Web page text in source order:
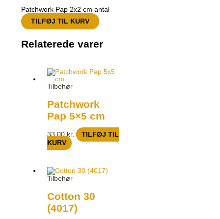
Patchwork Pap 2x2 cm antal
TILFØJ TIL KURV
Relaterede varer
Tilbehør
Patchwork
Pap 5×5 cm
33,00kr.
TILFØJ TIL
KURV
Tilbehør
Cotton 30
(4017)